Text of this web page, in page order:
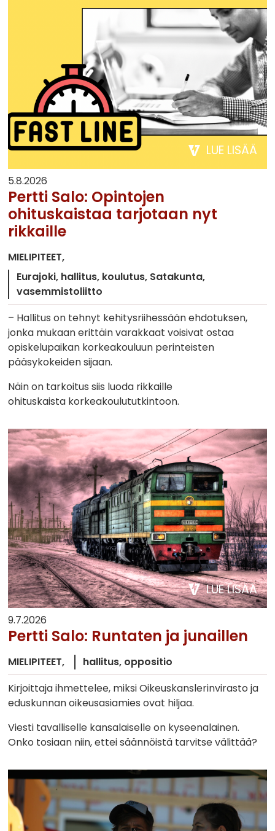
LUE LISÄÄ
5.8.2026
Pertti Salo: Opintojen
ohituskaistaa tarjotaan nyt
rikkaille
MIELIPITEET
Eurajoki hallitus koulutus Satakunta
vasemmistoliitto
– Hallitus on tehnyt kehitysriihessään ehdotuksen,
jonka mukaan erittäin varakkaat voisivat ostaa
opiskelupaikan korkeakouluun perinteisten
pääsykokeiden sijaan.
Näin on tarkoitus siis luoda rikkaille
ohituskaista korkeakoulututkintoon.
LUE LISÄÄ
9.7.2026
Pertti Salo: Runtaten ja junaillen
MIELIPITEET hallitus oppositio
Kirjoittaja ihmettelee, miksi Oikeuskanslerinvirasto ja
eduskunnan oikeusasiamies ovat hiljaa.
Viesti tavalliselle kansalaiselle on kyseenalainen.
Onko tosiaan niin, ettei säännöistä tarvitse välittää?